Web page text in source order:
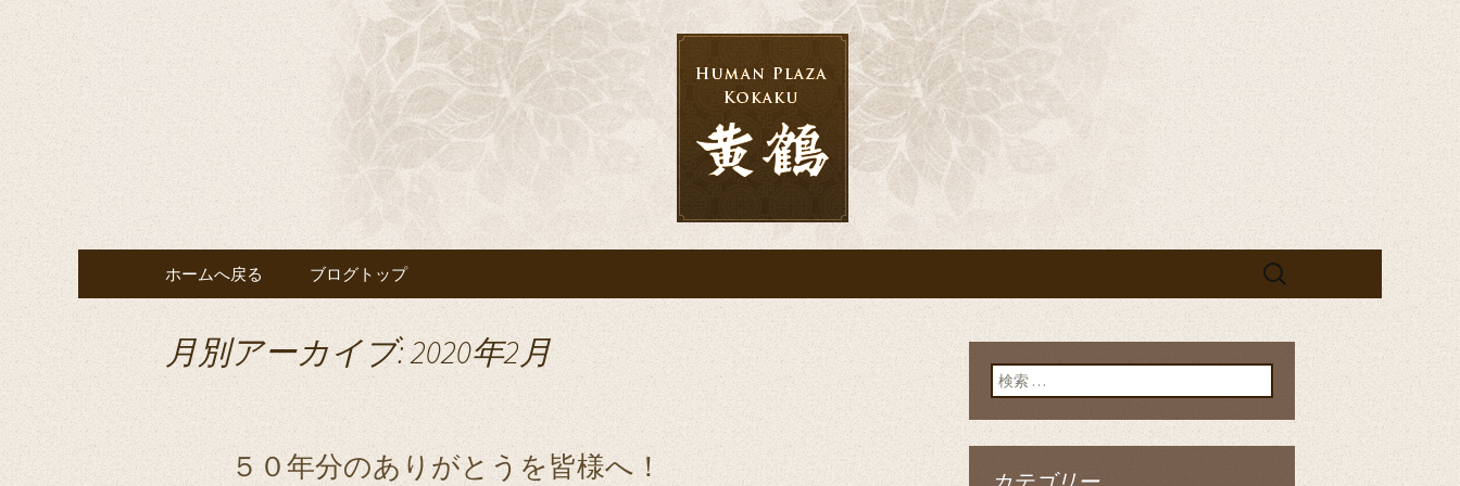
千葉の宴会・結婚式・披露宴なら「黄
鶴」へ
千葉の宴会・結婚式・披露宴なら「黄鶴」へ
コンテンツへ移動
ホームへ戻る ブログトップ
検
月別アーカイブ: 2020年2月
５０年分のありがとうを皆様へ！
検索: